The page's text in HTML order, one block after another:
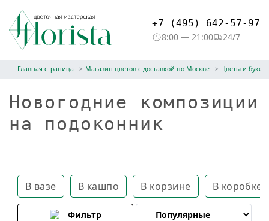
+7 (495) 642-57-97
8:00 — 21:00
24/7
Главная страница Магазин цветов с доставкой по Москве Цветы и
Новогодние композиции
на подоконник
В вазе В кашпо В корзине В коробке
Фильтр